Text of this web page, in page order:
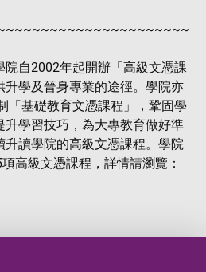
自2002年起開辦「高級文憑課
學及晉身專業的途徑。學院亦
「基礎教育文憑課程」，鞏固學
學習技巧，為大專教育做好準
讀學院的高級文憑課程。學院
高級文憑課程，詳情請瀏覽：